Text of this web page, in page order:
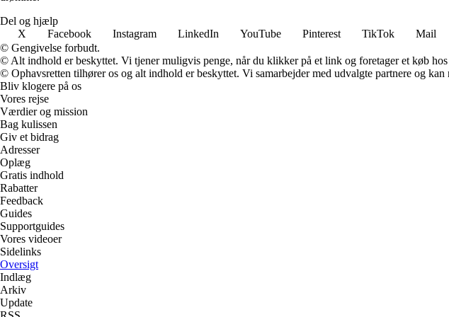
Del og hjælp
X
Facebook Instagram LinkedIn YouTube Pinterest TikTok Mail
© Gengivelse forbudt.
© Alt indhold er beskyttet. Vi tjener muligvis penge, når du klikker på et link og foretager et køb hos
© Ophavsretten tilhører os og alt indhold er beskyttet. Vi samarbejder med udvalgte partnere og
Bliv klogere på os
Vores rejse
Værdier og mission
Bag kulissen
Giv et bidrag
Adresser
Oplæg
Gratis indhold
Rabatter
Feedback
Guides
Supportguides
Vores videoer
Sidelinks
Oversigt
Indlæg
Arkiv
Update